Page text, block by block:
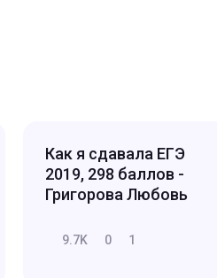
Как я сдавала ЕГЭ
2019, 298 баллов -
Григорова Любовь
9.7K 0 1